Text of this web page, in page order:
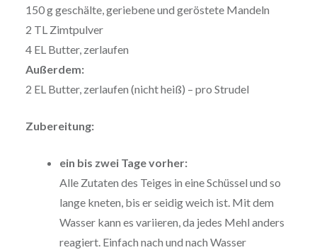
150 g geschälte, geriebene und geröstete Mandeln
2 TL Zimtpulver
4 EL Butter, zerlaufen
Außerdem:
2 EL Butter, zerlaufen (nicht heiß) – pro Strudel
Zubereitung:
ein bis zwei Tage vorher:
Alle Zutaten des Teiges in eine Schüssel und so
lange kneten, bis er seidig weich ist. Mit dem
Wasser kann es variieren, da jedes Mehl anders
reagiert. Einfach nach und nach Wasser